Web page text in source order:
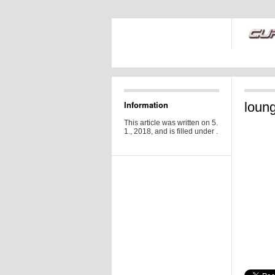
Information
This article was written on 5.
1., 2018, and is filled under .